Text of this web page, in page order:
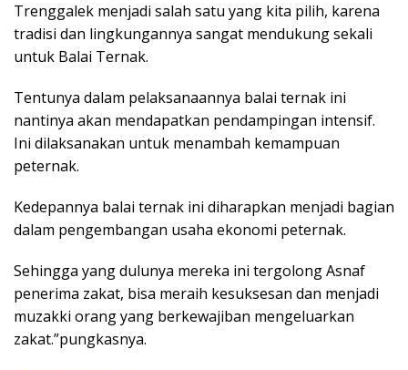
Trenggalek menjadi salah satu yang kita pilih, karena
tradisi dan lingkungannya sangat mendukung sekali
untuk Balai Ternak.
Tentunya dalam pelaksanaannya balai ternak ini
nantinya akan mendapatkan pendampingan intensif.
Ini dilaksanakan untuk menambah kemampuan
peternak.
Kedepannya balai ternak ini diharapkan menjadi bagian
dalam pengembangan usaha ekonomi peternak.
Sehingga yang dulunya mereka ini tergolong Asnaf
penerima zakat, bisa meraih kesuksesan dan menjadi
muzakki orang yang berkewajiban mengeluarkan
zakat.”pungkasnya.